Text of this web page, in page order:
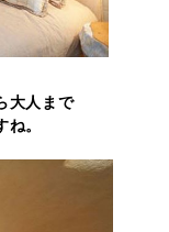
大人まで
。